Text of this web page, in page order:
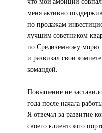
что мои амбиции
меня активно
по продажам
лучшим советником
по Средиземному морю.
и развивал свои
командой.
Повышение не
года после начала
Я отвечал за развитие
своего клиентского